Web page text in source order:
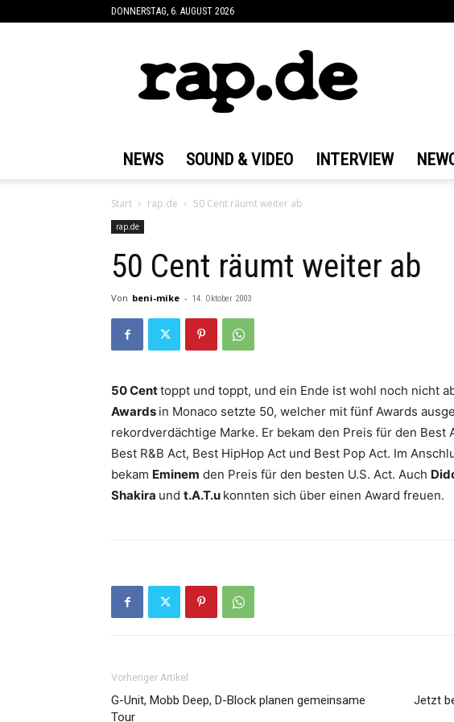
DONNERSTAG, 6. AUGUST 2026
NEWS SOUND & VIDEO INTERVIEW
Start rap.de 50 Cent räumt weiter ab
rap.de
50 Cent räumt weiter ab
Von beni-mike - 14. Oktober 2003
50 Centtoppt und toppt, und ein Ende ist wohl noch nicht
Awards in Monaco setzte 50, welcher mit fünf Awards
rekordverdächtige Marke. Er bekam den Preis für den Best
Best R&B Act, Best HipHop Act und Best Pop Act. Im
bekam Eminem den Preis für den besten U.S. Act. Auch
Shakira und t.A.T.u konnten sich über einen Award freuen.
Vorheriger Artikel
G-Unit, Mobb Deep, D-Block planen gemeinsame
Tour
Jetzt